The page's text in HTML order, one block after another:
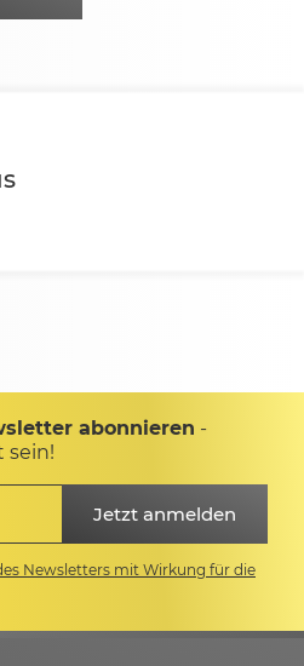
abonnieren -
sein!
Newsletters mit Wirkung für die